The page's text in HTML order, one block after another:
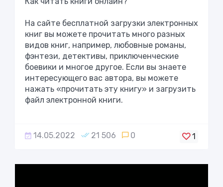
На сайте бесплатной загрузки электронных
книг вы можете прочитать много разных
видов книг, например, любовные романы,
фэнтези, детективы, приключенческие
боевики и многое другое. Если вы знаете
интересующего вас автора, вы можете
нажать «прочитать эту книгу» и загрузить
файл электронной книги.
14.05.2022 21 506 0 1